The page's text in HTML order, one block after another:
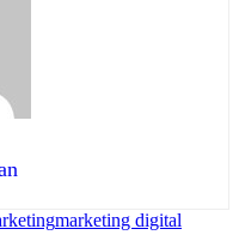
marketing digital